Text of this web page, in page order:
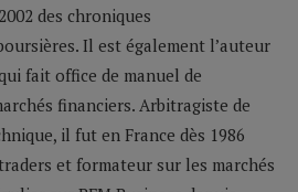
des chroniques
Il est également l’auteur
fait office de manuel de
financiers. Arbitragiste de
il fut en France dès 1986
et formateur sur les marchés